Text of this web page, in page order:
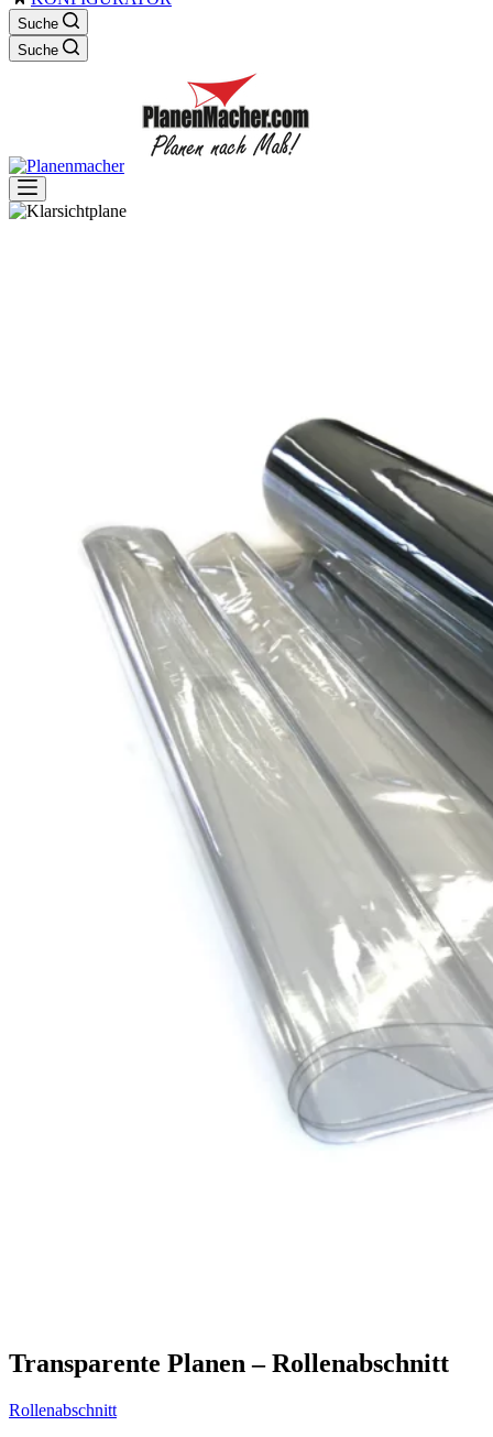
Suche
Suche
Transparente Planen – Rollenabschnitt
Rollenabschnitt